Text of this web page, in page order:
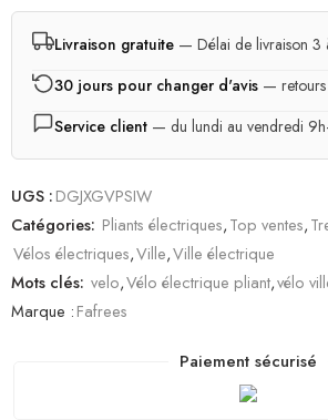
Livraison gratuite — Délai de livraison 3
30 jours pour changer d'avis — retours
Service client — du lundi au vendredi
UGS :DGJXGVPSIW
Catégories: Pliants électriques,Top ventes,
Vélos électriques,Ville,Ville électrique
Mots clés: velo,Vélo électrique pliant,vélo
Marque :Fafrees
Paiement sécurisé